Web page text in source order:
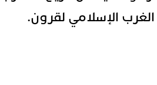
الإسلامي لقرون.